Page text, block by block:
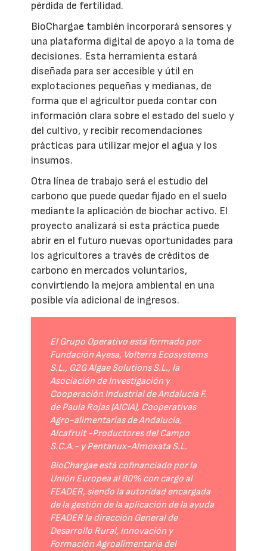
pérdida de fertilidad.
BioChargae también incorporará sensores y
una plataforma digital de apoyo a la toma de
decisiones. Esta herramienta estará
diseñada para ser accesible y útil en
explotaciones pequeñas y medianas, de
forma que el agricultor pueda contar con
información clara sobre el estado del suelo y
del cultivo, y recibir recomendaciones
prácticas para utilizar mejor el agua y los
insumos.
Otra línea de trabajo será el estudio del
carbono que puede quedar fijado en el suelo
mediante la aplicación de biochar activo. El
proyecto analizará si esta práctica puede
abrir en el futuro nuevas oportunidades para
los agricultores a través de créditos de
carbono en mercados voluntarios,
convirtiendo la mejora ambiental en una
posible vía adicional de ingresos.
El Grupo Operativo está formado por
Fundación Ayesa, Volterra Ecosystems
S.L., G2G Algae Solutions S.L., la
Asociación de Investigación y
Cooperación Industrial de Andalucía F.
de Paula Rojas (AICIA), Cooperativas
Agro-alimentarias de Andalucía,
Alcafruit -Productores del Campo
S.C.A.- y Pentanux-Almoxata S.L.
BioChargae está cofinanciado por la
Unión Europea al 80% con cargo al
FEADER, siendo la autoridad encargada
de la gestión de la aplicación de la ayuda
FEADER la dirección General de
Desarrollo Rural, Innovación y
Formación Agroalimentaria del